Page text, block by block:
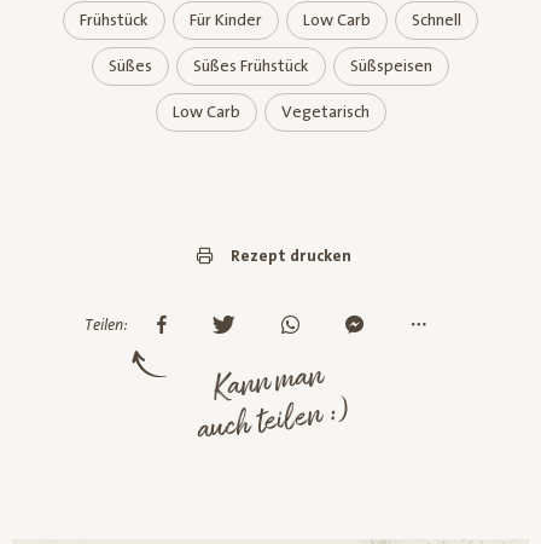
Frühstück Für Kinder Low Carb Schnell
Süßes Süßes Frühstück Süßspeisen
Low Carb Vegetarisch
Rezept drucken
Teilen:
Kann man
auch teilen :)